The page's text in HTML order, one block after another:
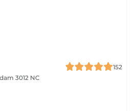
152
3012 NC